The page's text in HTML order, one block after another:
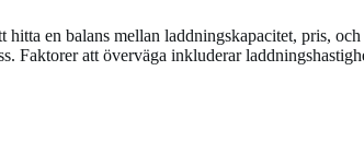
en balans mellan laddningskapacitet, pris,
Faktorer att överväga inkluderar